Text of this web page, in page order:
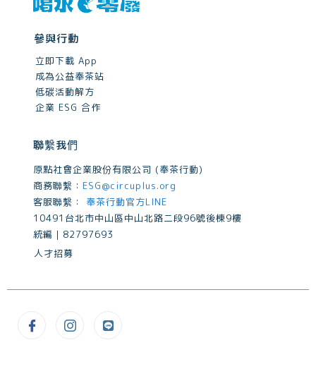
參與行動
立即下載 App
成為公益奉茶站
低碳活動解方
企業 ESG 合作
聯繫我們
原點社會企業股份有限公司 (奉茶行動)
商務聯繫： ESG@circuplus.org
客服聯繫：
奉茶行動官方LINE
10491台北市中山區中山北路二段96號後棟9樓
統編｜82797693
人才招募